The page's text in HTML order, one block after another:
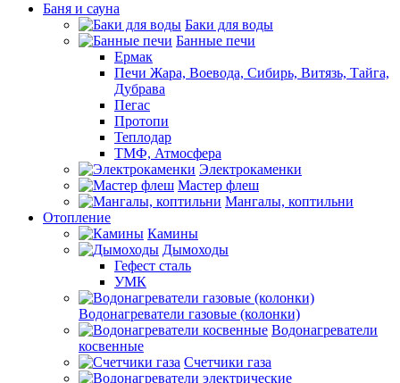
Баня и сауна
Баки для воды
Банные печи
Ермак
Печи Жара, Воевода, Сибирь, Витязь, Тайга,
Дубрава
Пегас
Протопи
Теплодар
ТМФ, Атмосфера
Электрокаменки
Мастер флеш
Мангалы, коптильни
Отопление
Камины
Дымоходы
Гефест сталь
УМК
Водонагреватели газовые (колонки)
Водонагреватели
косвенные
Счетчики газа